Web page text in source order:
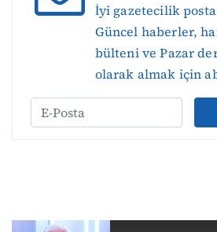
İyi gazetecilik
Güncel haberler,
bülteni ve Pazar
olarak almak için